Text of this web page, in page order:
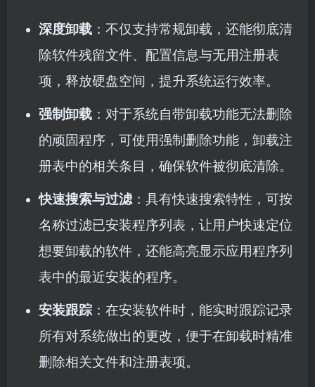
深度卸载 ：不仅支持常规卸载，还能彻底清
除软件残留文件、配置信息与无用注册表
项，释放硬盘空间，提升系统运行效率。
强制卸载 ：对于系统自带卸载功能无法删除
的顽固程序，可使用强制删除功能，卸载注
册表中的相关条目，确保软件被彻底清除。
快速搜索与过滤：具有快速搜索特性，可按
名称过滤已安装程序列表，让用户快速定位
想要卸载的软件，还能高亮显示应用程序列
表中的最近安装的程序。
安装跟踪 ：在安装软件时，能实时跟踪记录
所有对系统做出的更改，便于在卸载时精准
删除相关文件和注册表项。